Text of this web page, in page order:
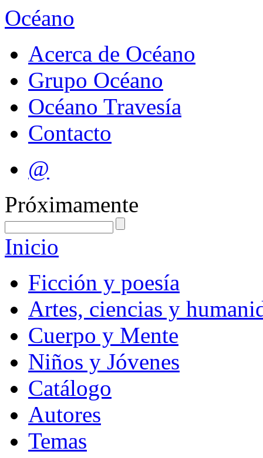
Océano
Acerca de Océano
Grupo Océano
Océano Travesía
Contacto
@
Próximamente
Inicio
Ficción y poesía
Artes, ciencias y
Cuerpo y Mente
Niños y Jóvenes
Catálogo
Autores
Temas